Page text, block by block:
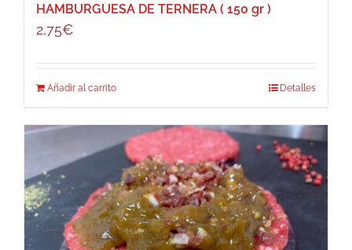
HAMBURGUESA DE TERNERA ( 150 gr )
2,75€
Añadir al carrito Detalles